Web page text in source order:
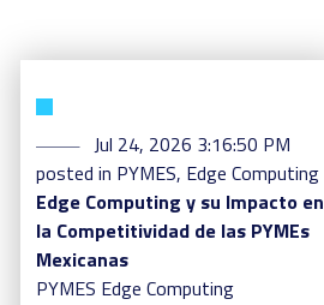
Jul 24, 2026 3:16:50 PM
posted in PYMES, Edge Computing
Edge Computing y su Impacto en
la Competitividad de las PYMEs
Mexicanas
PYMES Edge Computing